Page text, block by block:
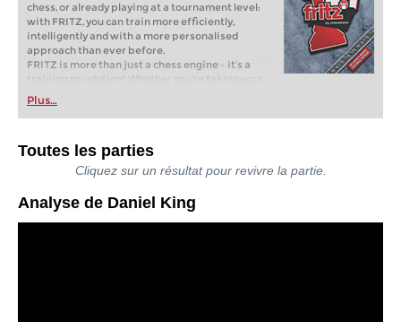
chess, or already playing at a tournament level:
with FRITZ, you can train more efficiently,
intelligently and with a more personalised
approach than ever before.
FRITZ is more than just a chess engine – it’s a
training revolution! Whether you’re taking your
first steps into the world of club chess, or already
playing at a tournament level: with FRITZ, you can
train more efficiently, intelligently and with a
* COMPETE AGAINST LEGENDS
* FRITZ is fun! BETTER CALCULATIONS – EVEN
UNDER TIME PRESSURE!
* STYLE SIMULATION AT THE HIGHEST LEVEL
* EVEN STRONGER. EVEN MORE BEAUTIFUL.
EVEN MORE DIRECT.
Plus…
Toutes les parties
Cliquez sur un résultat pour revivre la partie.
Analyse de Daniel King